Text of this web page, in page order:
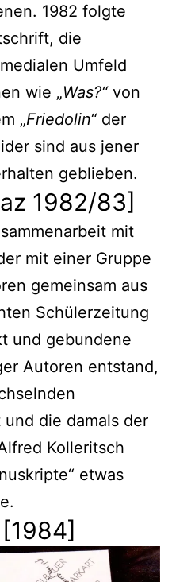
1982 folgte
die
Umfeld
wie „Was?“von
„Friedolin“der
sind aus jener
geblieben.
1982/83]
mit
mit einer Gruppe
gemeinsam aus
Schülerzeitung
und gebundene
Autoren entstand,
die damals der
Kolleritsch
etwas